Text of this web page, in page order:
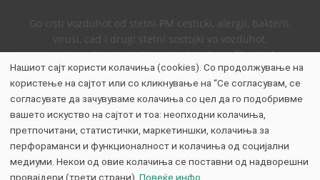
Go cisti vozduhot od stetni PM cesticki, alergii, bakterii,
virusi, cad i drugi stetni sostojki vo vozduhot.
Nasite proizvodi korisat aktiven jaglen, hepa filter i plasma
tehnologija koja dejstuva kako jonizator.
Виникс пречистувачи на воздух
WinixMk
Нашиот сајт користи колачиња (cookies). Со продолжување на
користење на сајтот или со кликнување на “Се согласувам, се
согласувате да зачувуваме колачиња со цел да го подобривме
вашето искуство на сајтот и тоа: неопходни колачиња,
претпочитани, статистички, маркетиншки, колачиња за
перфораманси и функционалност и колачиња од социјални
медиуми. Некои од овие колачиња се поставни од надворешни
провајдери (трети страни). Повеќе инфо